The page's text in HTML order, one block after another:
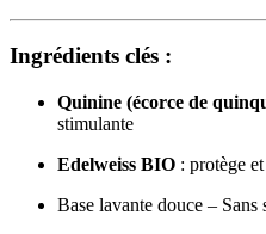
Ingrédients clés :
Quinine (écorce de
stimulante
Edelweiss BIO : protège
Base lavante douce – Sans